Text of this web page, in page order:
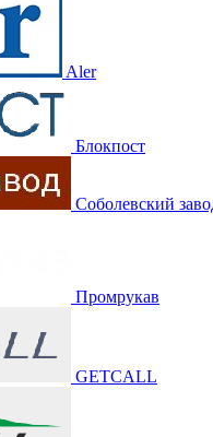
Aler
Блокпост
Соболевский
Промрукав
GETCALL